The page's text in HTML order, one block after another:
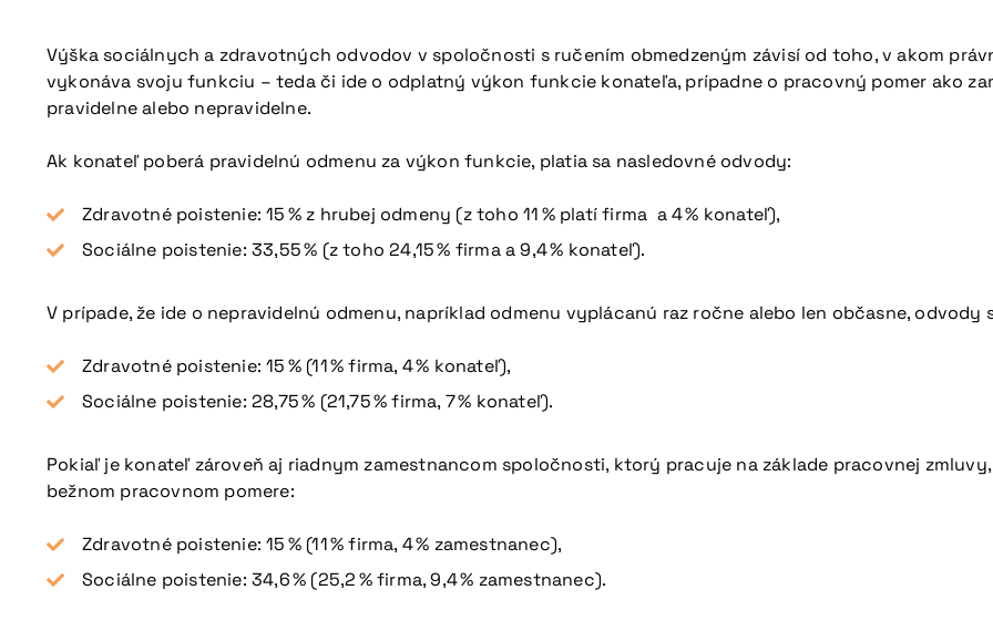
Výška sociálnych a zdravotných odvodov v spoločnosti s ručením obmedzeným závisí od toho, v akom
vykonáva svoju funkciu – teda či ide o odplatný výkon funkcie konateľa, prípadne o pracovný pomer ako
pravidelne alebo nepravidelne.
Ak konateľ poberá pravidelnú odmenu za výkon funkcie, platia sa nasledovné odvody:
Zdravotné poistenie: 15 % z hrubej odmeny (z toho 11 % platí firma a 4 % konateľ),
Sociálne poistenie: 33,55 % (z toho 24,15 % firma a 9,4 % konateľ).
V prípade, že ide o nepravidelnú odmenu, napríklad odmenu vyplácanú raz ročne alebo len občasne, odvody
Zdravotné poistenie: 15 % (11 % firma, 4 % konateľ),
Sociálne poistenie: 28,75 % (21,75 % firma, 7 % konateľ).
Pokiaľ je konateľ zároveň aj riadnym zamestnancom spoločnosti, ktorý pracuje na základe pracovnej
bežnom pracovnom pomere:
Zdravotné poistenie: 15 % (11 % firma, 4 % zamestnanec),
Sociálne poistenie: 34,6 % (25,2 % firma, 9,4 % zamestnanec).